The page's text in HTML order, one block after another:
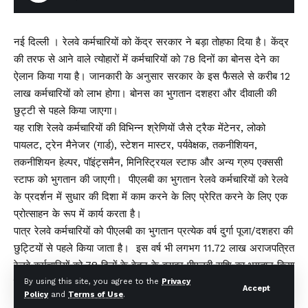
By using this site, you agree to the Privacy
Policyand Terms of Use.
Accept
नई दिल्‍ली । रेलवे कर्मचारियों को केंद्र सरकार ने बड़ा तोहफा दिया है। केंद्र
की तरफ से आने वाले त्योहारों में कर्मचारियों को 78 दिनों का बोनस देने का
ऐलान किया गया है। जानकारी के अनुसार सरकार के इस फैसले से करीब 12
लाख कर्मचारियों को लाभ होगा। बोनस का भुगतान दशहरा और दीवाली की
छुट्टी से पहले किया जाएगा।
यह राशि रेलवे कर्मचारियों की विभिन्न श्रेणियों जैसे ट्रैक मेंटेनर, लोको
पायलट, ट्रेन मैनेजर (गार्ड), स्टेशन मास्टर, पर्यवेक्षक, तकनीशियन,
तकनीशियन हेल्पर, पॉइंट्समैन, मिनिस्ट्रियल स्टाफ और अन्य ग्रुप एक्ससी
स्टाफ को भुगतान की जाएगी। पीएलबी का भुगतान रेलवे कर्मचारियों को रेलवे
के प्रदर्शन में सुधार की दिशा में काम करने के लिए प्रेरित करने के लिए एक
प्रोत्साहन के रूप में कार्य करता है।
पात्र रेलवे कर्मचारियों को पीएलबी का भुगतान प्रत्येक वर्ष दुर्गा पूजा/दशहरा की
छुट्टियों से पहले किया जाता है। इस वर्ष भी लगभग 11.72 लाख अराजपत्रित
रेलवे कर्मचारियों को 78 दिनों के वेतन के बराबर पीएलबी राशि का भुगतान किया
जा रहा है। प्रति पात्र रेलवे कर्मचारी को देय अधिकतम राशि 78 दिनों के लिए
17,951/- रुपये है।